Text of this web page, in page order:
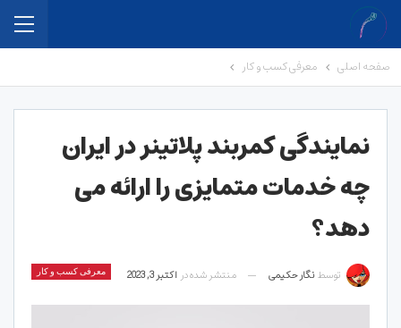
صفحه اصلی معرفی کسب و کار
نمایندگی کمربند پلاتینر در ایران
چه خدمات متمایزی را ارائه می
دهد؟
معرفی کسب و کار توسط نگار حکیمی منتشر شده در اکتبر 3, 2023